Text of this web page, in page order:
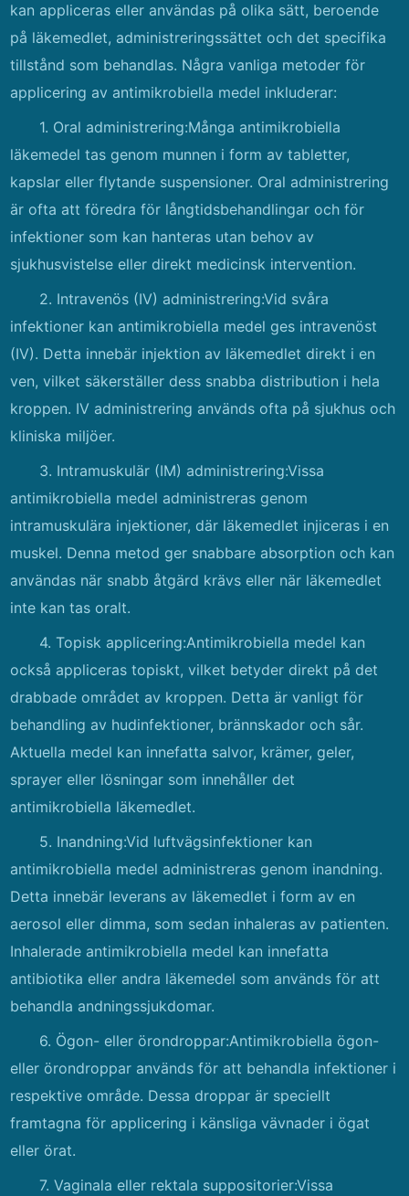
kan appliceras eller användas på olika sätt, beroende
på läkemedlet, administreringssättet och det specifika
tillstånd som behandlas. Några vanliga metoder för
applicering av antimikrobiella medel inkluderar:
1. Oral administrering:Många antimikrobiella
läkemedel tas genom munnen i form av tabletter,
kapslar eller flytande suspensioner. Oral administrering
är ofta att föredra för långtidsbehandlingar och för
infektioner som kan hanteras utan behov av
sjukhusvistelse eller direkt medicinsk intervention.
2. Intravenös (IV) administrering:Vid svåra
infektioner kan antimikrobiella medel ges intravenöst
(IV). Detta innebär injektion av läkemedlet direkt i en
ven, vilket säkerställer dess snabba distribution i hela
kroppen. IV administrering används ofta på sjukhus och
kliniska miljöer.
3. Intramuskulär (IM) administrering:Vissa
antimikrobiella medel administreras genom
intramuskulära injektioner, där läkemedlet injiceras i en
muskel. Denna metod ger snabbare absorption och kan
användas när snabb åtgärd krävs eller när läkemedlet
inte kan tas oralt.
4. Topisk applicering:Antimikrobiella medel kan
också appliceras topiskt, vilket betyder direkt på det
drabbade området av kroppen. Detta är vanligt för
behandling av hudinfektioner, brännskador och sår.
Aktuella medel kan innefatta salvor, krämer, geler,
sprayer eller lösningar som innehåller det
antimikrobiella läkemedlet.
5. Inandning:Vid luftvägsinfektioner kan
antimikrobiella medel administreras genom inandning.
Detta innebär leverans av läkemedlet i form av en
aerosol eller dimma, som sedan inhaleras av patienten.
Inhalerade antimikrobiella medel kan innefatta
antibiotika eller andra läkemedel som används för att
behandla andningssjukdomar.
6. Ögon- eller örondroppar:Antimikrobiella ögon-
eller örondroppar används för att behandla infektioner i
respektive område. Dessa droppar är speciellt
framtagna för applicering i känsliga vävnader i ögat
eller örat.
7. Vaginala eller rektala suppositorier:Vissa